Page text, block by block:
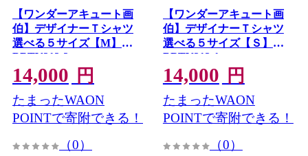
【ワンダーアキュート画
伯】デザイナーＴシャツ
選べる５サイズ【M】
BRTV212-2
14,000 円
たまったWAON
POINTで寄附できる！
（0）
【ワンダーアキュート画
伯】デザイナーＴシャツ
選べる５サイズ【Ｓ】
BRTV212-1
14,000 円
たまったWAON
POINTで寄附できる！
（0）